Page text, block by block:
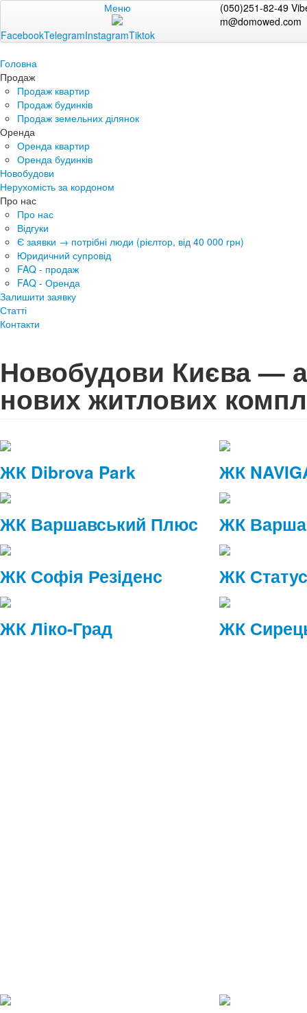
Меню
(050)251-82-49
m@domowed.com
FacebookTelegramInstagramTiktok
Головна
Продаж
Продаж квартир
Продаж будинків
Продаж земельних ділянок
Оренда
Оренда квартир
Оренда будинків
Новобудови
Нерухомість за кордоном
Про нас
Про нас
Відгуки
Є заявки → потрібні люди (рієлтор, від 40 000 грн)
Юридичний супровід
FAQ - продаж
FAQ - Оренда
Залишити заявку
Статті
Контакти
Новобудови Києва —
нових житлових
ЖК Dibrova Park ЖК
ЖК Варшавський Плюс ЖК
ЖК Софія Резіденс ЖК
ЖК Ліко-Град ЖК